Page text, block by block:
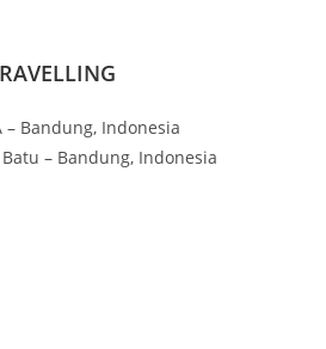
– Bandung, Indonesia
– Bandung, Indonesia